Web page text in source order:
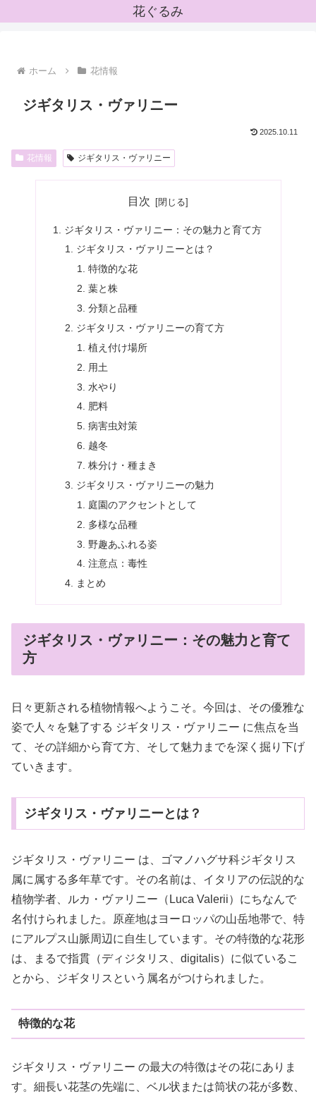
花ぐるみ
ホーム 花情報
ジギタリス・ヴァリニー
2025.10.11
花情報 ジギタリス・ヴァリニー
目次
ジギタリス・ヴァリニー：その魅力と育て方
ジギタリス・ヴァリニーとは？
特徴的な花
葉と株
分類と品種
ジギタリス・ヴァリニーの育て方
植え付け場所
用土
水やり
肥料
病害虫対策
越冬
株分け・種まき
ジギタリス・ヴァリニーの魅力
庭園のアクセントとして
多様な品種
野趣あふれる姿
注意点：毒性
まとめ
ジギタリス・ヴァリニー：その魅力と育て
方
日々更新される植物情報へようこそ。今回は、その優雅な
姿で人々を魅了する ジギタリス・ヴァリニー に焦点を当
て、その詳細から育て方、そして魅力までを深く掘り下げ
ていきます。
ジギタリス・ヴァリニーとは？
ジギタリス・ヴァリニー は、ゴマノハグサ科ジギタリス
属に属する多年草です。その名前は、イタリアの伝説的な
植物学者、ルカ・ヴァリニー（Luca Valerii）にちなんで
名付けられました。原産地はヨーロッパの山岳地帯で、特
にアルプス山脈周辺に自生しています。その特徴的な花形
は、まるで指貫（ディジタリス、digitalis）に似ているこ
とから、ジギタリスという属名がつけられました。
特徴的な花
ジギタリス・ヴァリニー の最大の特徴はその花にありま
す。細長い花茎の先端に、ベル状または筒状の花が多数、